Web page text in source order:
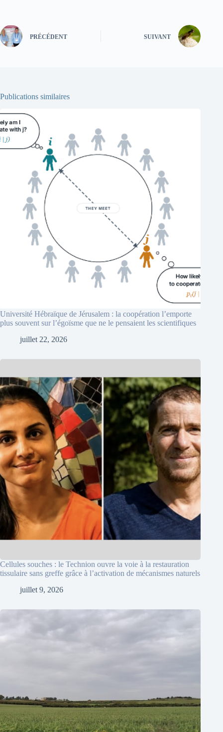
PRÉCÉDENT SUIVANT
Publications similaires
Université Hébraïque de Jérusalem : la coopération l’emporte
plus souvent sur l’égoïsme que ne le pensaient les scientifiques
juillet 22, 2026
Cellules souches : le Technion ouvre la voie à la restauration
tissulaire sans greffe grâce à l’activation de mécanismes naturels
juillet 9, 2026